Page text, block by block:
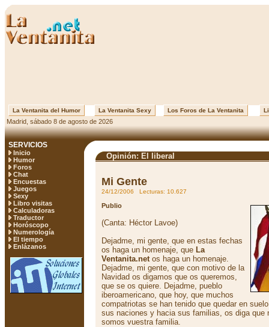
La Ventanita del Humor La Ventanita Sexy Los Foros de La Ventanita
Madrid, sábado 8 de agosto de 2026
SERVICIOS
Inicio
Humor
Foros
Chat
Encuestas
Juegos
Sexy
Libro visitas
Calculadoras
Traductor
Horóscopo
Numerología
El tiempo
Enlázanos
Opinión: El liberal
Mi Gente
24/12/2006 Lecturas: 10.627
Publio
(Canta: Héctor Lavoe)
Dejadme, mi gente, que en estas fechas
os haga un homenaje, que La
Ventanita.netos haga un homenaje.
Dejadme, mi gente, que con motivo de la
Navidad os digamos que os queremos,
que se os quiere. Dejadme, pueblo
iberoamericano, que hoy, que muchos
compatriotas se han tenido que quedar en
sus naciones y hacia sus familias, os diga que
somos vuestra familia.